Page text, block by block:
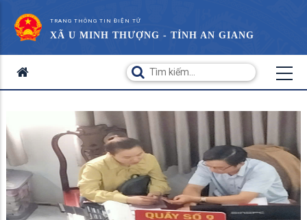
TRANG THÔNG TIN ĐIỆN TỬ
XÃ U MINH THƯỢNG - TỈNH AN GIANG